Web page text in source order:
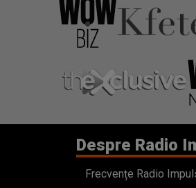
Despre Radio
Frecvențe Radio